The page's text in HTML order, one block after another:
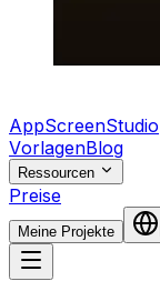
AppScreenStudio
VorlagenBlog
Ressourcen
Preise
Meine Projekte